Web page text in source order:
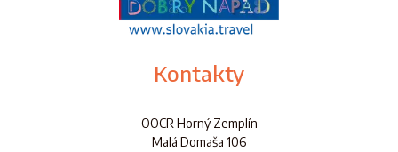
Kontakty
OOCR Horný Zemplín
Malá Domaša 106